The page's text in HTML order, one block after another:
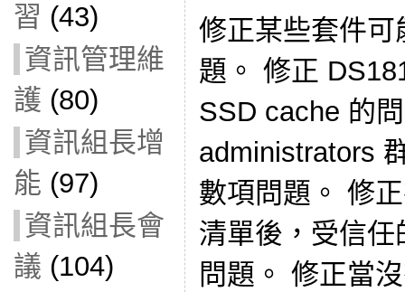
習 (43)
資訊管理維
護 (80)
資訊組長增
能 (97)
資訊組長會
議 (104)
修正某些套件
題。 修正
SSD cache 的
administrators
數項問題。 修
清單後，受信
問題。 修正當